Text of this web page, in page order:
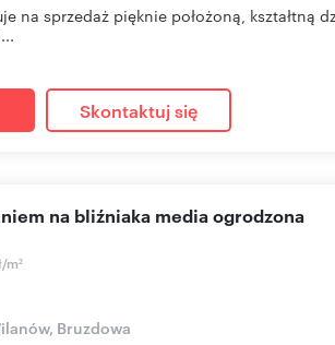
na sprzedaż pięknie położoną,
Skontaktuj się
m2
na bliźniaka media ogrodzona
Bruzdowa